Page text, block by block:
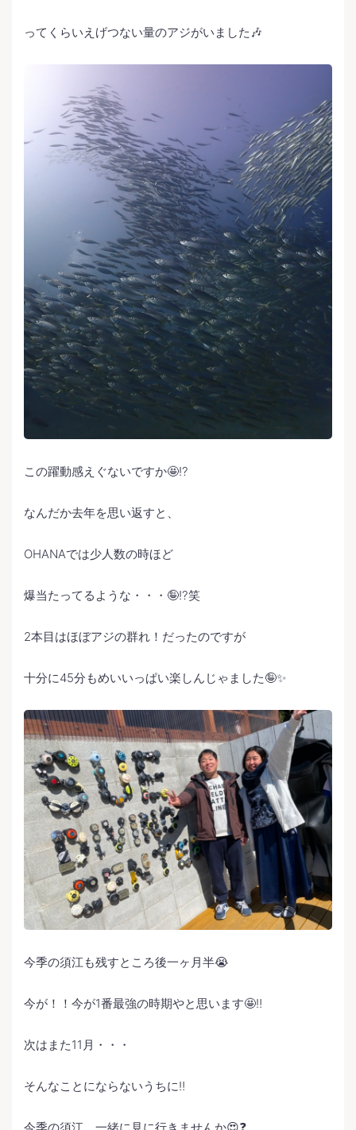
ってくらいえげつない量のアジがいました🎶
この躍動感えぐないですか🤩⁉️
なんだか去年を思い返すと、
OHANAでは少人数の時ほど
爆当たってるような・・・🤪⁉️笑
2本目はほぼアジの群れ！だったのですが
十分に45分もめいいっぱい楽しんじゃました🤪✨
今季の須江も残すところ後一ヶ月半😭
今が！！今が1番最強の時期やと思います🤩‼️
次はまた11月・・・
そんなことにならないうちに‼️